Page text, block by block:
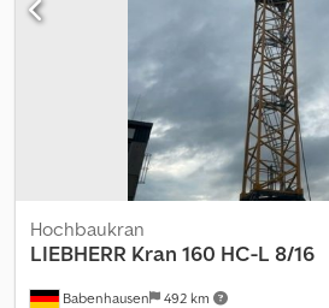
Babenhausen 492 km
Hochbaukran
LIEBHERR Kran 160 HC-L 8/16